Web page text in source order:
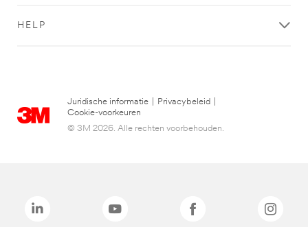
HELP
Juridische informatie Privacybeleid
Cookie-voorkeuren
© 3M 2026. Alle rechten voorbehouden.